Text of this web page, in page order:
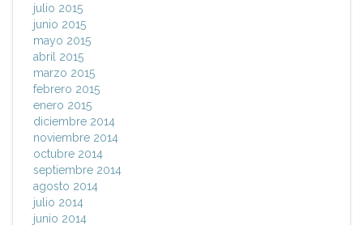
julio 2015
junio 2015
mayo 2015
abril 2015
marzo 2015
febrero 2015
enero 2015
diciembre 2014
noviembre 2014
octubre 2014
septiembre 2014
agosto 2014
julio 2014
junio 2014